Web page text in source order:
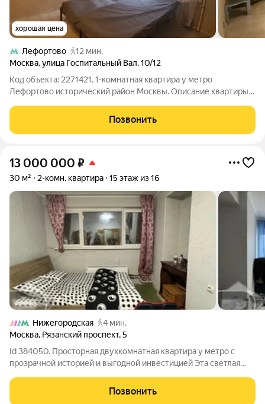
хорошая цена
Лефортово
12 мин.
Москва,улица Госпитальный Вал,10/12
Код объекта: 2271421. 1-комнатная квартира у метро
Лефортово исторический район Москвы. Описание квартиры: -
возможности для зонирования без потери ощущения
простора. Окна выходят в тихий зеленый двор.
Позвонить
13 000 000 ₽
30 м² 2-комн. квартира 15 этаж из 16
Нижегородская
4 мин.
Москва, Рязанский проспект,5
Id 384050. Просторная двухкомнатная квартира у метро с
прозрачной историей и выгодной инвестицией Эта светлая
вариант для тех, кто ценит удобство, транспортную
доступность и стабильность
Позвонить